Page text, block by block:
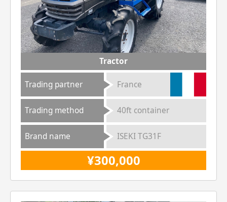
Tractor
Trading partner France
Trading method 40ft container
Brand name ISEKI TG31F
¥300,000